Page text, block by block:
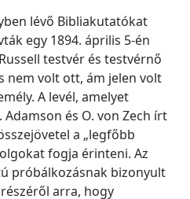
lévő Bibliakutatókat
egy 1894. április 5-én
testvér és testvérnő
nem volt ott, ám jelen volt
A levél, amelyet
Adamson és O. von Zech írt
a „legfőbb
fogja érinteni. Az
próbálkozásnak bizonyult
arra, hogy